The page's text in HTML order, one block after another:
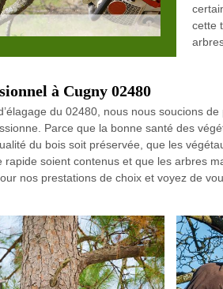
cette
à Cugny 02480
du 02480, nous nous soucions
Parce que la bonne santé des
du bois soit préservée, que les
rapide soient contenus et que les arbres
nos prestations de choix et voyez de